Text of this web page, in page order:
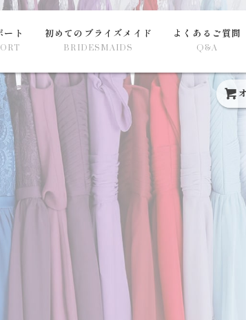
ート 初めてのブライズメイド
BRIDESMAIDS
よくあるご質問
Q&A